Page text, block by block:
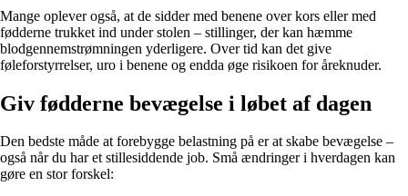
Mange oplever også, at de sidder med benene over kors eller med
fødderne trukket ind under stolen – stillinger, der kan hæmme
blodgennemstrømningen yderligere. Over tid kan det give
føleforstyrrelser, uro i benene og endda øge risikoen for åreknuder.
Giv fødderne bevægelse i løbet af dagen
Den bedste måde at forebygge belastning på er at skabe bevægelse –
også når du har et stillesiddende job. Små ændringer i hverdagen kan
gøre en stor forskel: